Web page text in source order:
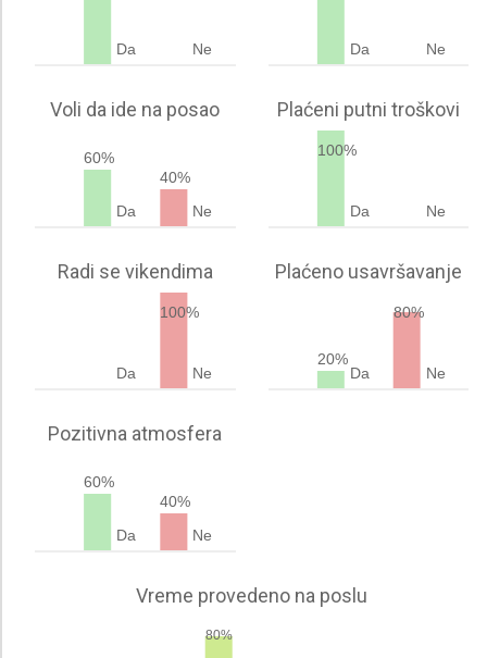
Da Ne Da Ne
Voli da ide na posao
60%
Da
40%
Ne
Plaćeni putni troškovi
100%
Da Ne
Radi se vikendima
Da
100%
Ne
Plaćeno usavršavanje
20%
Da
80%
Ne
Pozitivna atmosfera
60%
Da
40%
Ne
Vreme provedeno na poslu
80%